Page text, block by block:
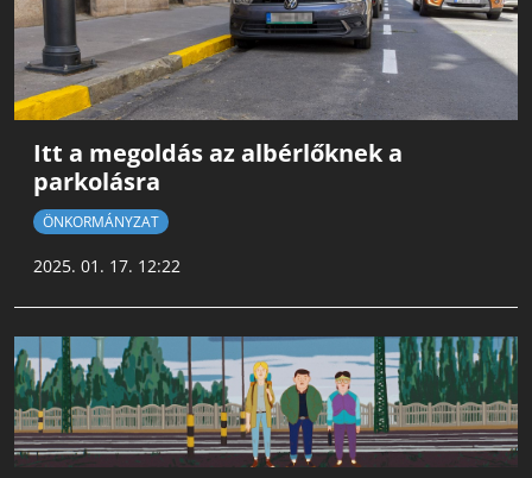
Itt a megoldás az albérlőknek a
parkolásra
ÖNKORMÁNYZAT
2025. 01. 17. 12:22